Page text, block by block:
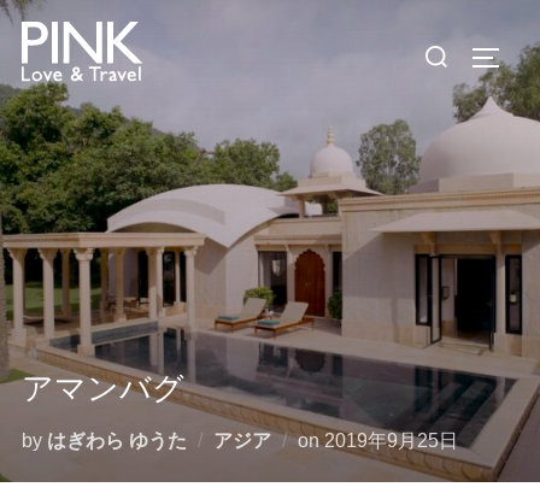
コ
テ
ン
ツ
へ
ス
キ
ッ
プ
検
象:
サイド
アマンバグ
by はぎわら ゆうた アジア on投
2019年9月25日